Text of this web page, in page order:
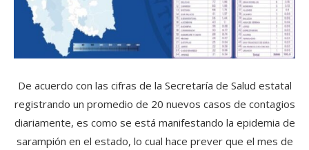
De acuerdo con las cifras de la Secretaría de Salud estatal
registrando un promedio de 20 nuevos casos de contagios
diariamente, es como se está manifestando la epidemia de
sarampión en el estado, lo cual hace prever que el mes de